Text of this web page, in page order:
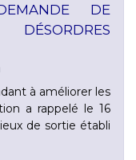
DE
à améliorer les
a rappelé le 16
de sortie établi